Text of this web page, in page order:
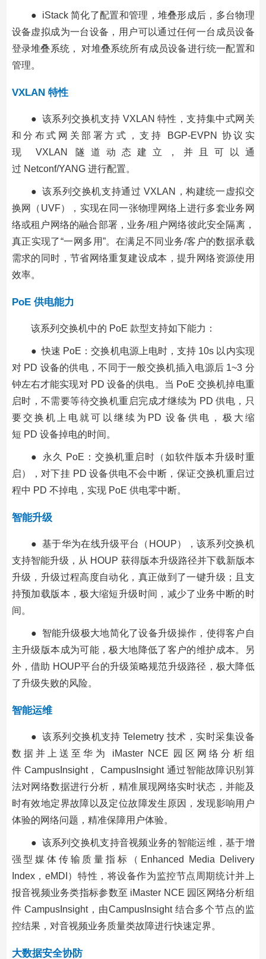
● iStack 简化了配置和管理，堆叠形成后，多台物理
设备虚拟成为一台设备，用户可以通过任何一台成员设备
登录堆叠系统， 对堆叠系统所有成员设备进行统一配置和
管理。
VXLAN 特性
● 该系列交换机支持 VXLAN 特性，支持集中式网关
和分布式网关部署方式，支持 BGP-EVPN 协议实
现 VXLAN 隧道动态建立，并且可以通
过 Netconf/YANG 进行配置。
● 该系列交换机支持通过 VXLAN，构建统一虚拟交
换网（UVF），实现在同一张物理网络上进行多套业务网
络或租户网络的融合部署，业务/租户网络彼此安全隔离，
真正实现了“一网多用”。在满足不同业务/客户的数据承载
需求的同时，节省网络重复建设成本，提升网络资源使用
效率。
PoE 供电能力
该系列交换机中的 PoE 款型支持如下能力：
● 快速 PoE：交换机电源上电时，支持 10s 以内实现
对 PD 设备的供电，不同于一般交换机插入电源后 1~3 分
钟左右才能实现对 PD 设备的供电。当 PoE 交换机掉电重
启时，不需要等待交换机重启完成才继续为 PD 供电，只
要交换机上电就可以继续为PD 设备供电，极大缩
短 PD 设备掉电的时间。
● 永久 PoE：交换机重启时（如软件版本升级时重
启），对下挂 PD 设备供电不会中断，保证交换机重启过
程中 PD 不掉电，实现 PoE 供电零中断。
智能升级
● 基于华为在线升级平台（HOUP），该系列交换机
支持智能升级，从 HOUP 获得版本升级路径并下载新版本
升级，升级过程高度自动化，真正做到了一键升级；且支
持预加载版本，极大缩短升级时间，减少了业务中断的时
间。
● 智能升级极大地简化了设备升级操作，使得客户自
主升级版本成为可能，极大地降低了客户的维护成本。另
外，借助 HOUP平台的升级策略规范升级路径，极大降低
了升级失败的风险。
智能运维
● 该系列交换机支持 Telemetry 技术，实时采集设备
数据并上送至华为 iMaster NCE 园区网络分析组
件 CampusInsight， CampusInsight 通过智能故障识别算
法对网络数据进行分析，精准展现网络实时状态，并能及
时有效地定界故障以及定位故障发生原因，发现影响用户
体验的网络问题，精准保障用户体验。
● 该系列交换机支持音视频业务的智能运维，基于增
强型媒体传输质量指标（Enhanced Media Delivery
Index，eMDI）特性，将设备作为监控节点周期统计并上
报音视频业务类指标参数至 iMaster NCE 园区网络分析组
件 CampusInsight，由CampusInsight 结合多个节点的监
控结果，对音视频业务质量类故障进行快速定界。
大数据安全协防